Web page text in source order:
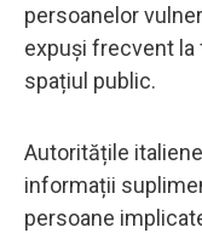
persoanelor
expuși frecvent la
spațiul public.
Autoritățile
informații
persoane